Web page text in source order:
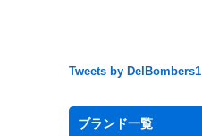
Tweets by DelBombers1
ブランド一覧